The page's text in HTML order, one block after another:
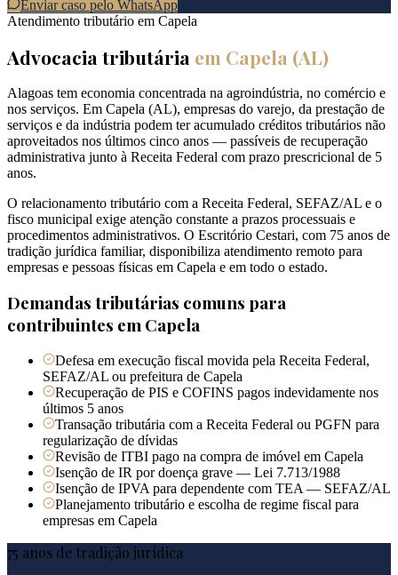
Enviar caso pelo WhatsApp
Atendimento tributário em Capela
Advocacia tributária em Capela (AL)
Alagoas tem economia concentrada na agroindústria, no comércio e
nos serviços. Em Capela (AL), empresas do varejo, da prestação de
serviços e da indústria podem ter acumulado créditos tributários não
aproveitados nos últimos cinco anos — passíveis de recuperação
administrativa junto à Receita Federal com prazo prescricional de 5
anos.
O relacionamento tributário com a Receita Federal, SEFAZ/AL e o
fisco municipal exige atenção constante a prazos processuais e
procedimentos administrativos. O Escritório Cestari, com 75 anos de
tradição jurídica familiar, disponibiliza atendimento remoto para
empresas e pessoas físicas em Capela e em todo o estado.
Demandas tributárias comuns para
contribuintes em Capela
Defesa em execução fiscal movida pela Receita Federal,
SEFAZ/AL ou prefeitura de Capela
Recuperação de PIS e COFINS pagos indevidamente nos
últimos 5 anos
Transação tributária com a Receita Federal ou PGFN para
regularização de dívidas
Revisão de ITBI pago na compra de imóvel em Capela
Isenção de IR por doença grave — Lei 7.713/1988
Isenção de IPVA para dependente com TEA — SEFAZ/AL
Planejamento tributário e escolha de regime fiscal para
empresas em Capela
75 anos de tradição jurídica